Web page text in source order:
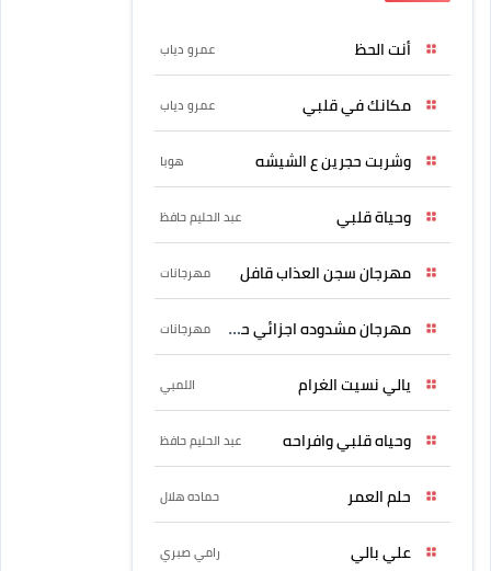
أنت الحظ عمرو دياب
مكانك في قلبي عمرو دياب
وشربت حجرين ع الشيشه هوبا
وحياة قلبي عبد الحليم حافظ
مهرجان سجن العذاب قافل مهرجانات
مهرجان مشدوده اجزائي حربونى مهرجانات
يالي نسيت الغرام اللمبي
وحياه قلبي وافراحه عبد الحليم حافظ
حلم العمر حماده هلال
علي بالي رامي صبري